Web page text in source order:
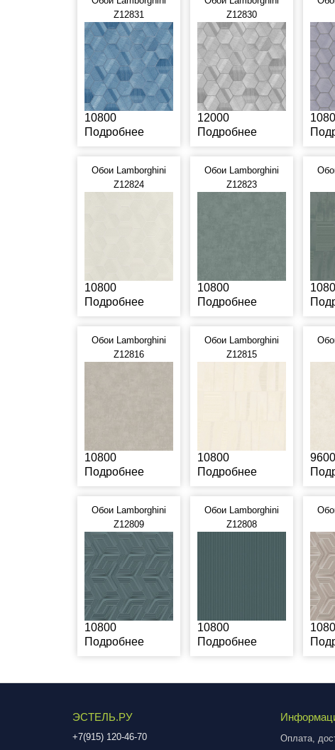
Z12831
10800
Подробнее
Z12830
12000
Подробнее
Обои Lamborghini
Z12824
10800
Подробнее
Обои Lamborghini
Z12823
10800
Подробнее
Обои Lamborghini
Z12816
10800
Подробнее
Обои Lamborghini
Z12815
10800
Подробнее
9600
Обои Lamborghini
Z12809
10800
Подробнее
Обои Lamborghini
Z12808
10800
Подробнее
ЭСТЕЛЬ.РУ
+7(915) 120-46-70
Оплата,